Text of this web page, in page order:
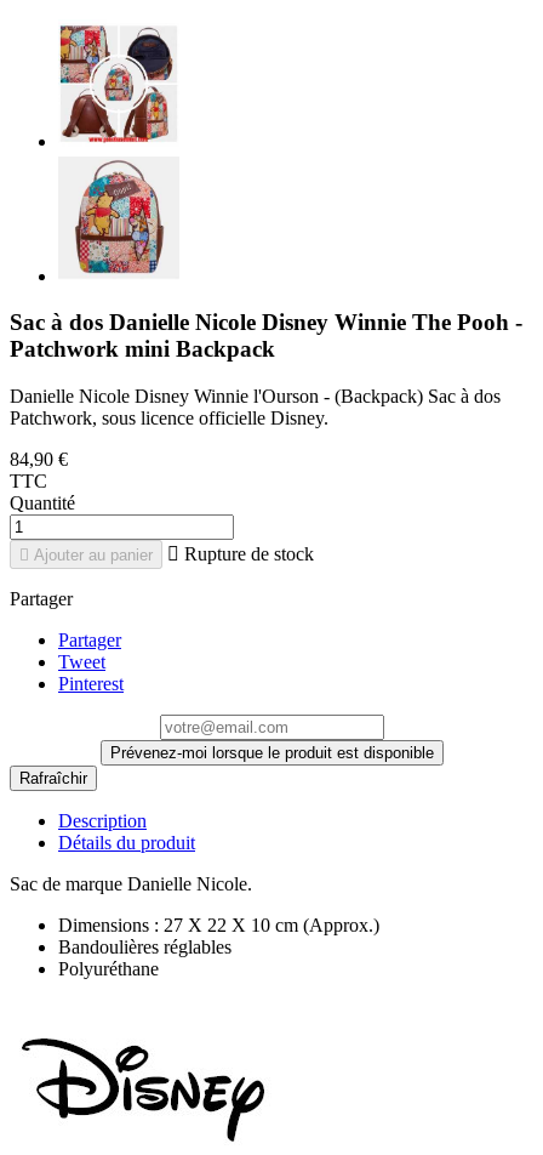
Sac à dos Danielle Nicole Disney Winnie The Pooh -
Patchwork mini Backpack
Danielle Nicole Disney Winnie l'Ourson - (Backpack) Sac à dos
Patchwork, sous licence officielle Disney.
84,90 €
TTC
Quantité
 Ajouter au panier  Rupture de stock
Partager
Partager
Tweet
Pinterest
Prévenez-moi lorsque le produit est disponible
Description
Détails du produit
Sac de marque Danielle Nicole.
Dimensions : 27 X 22 X 10 cm (Approx.)
Bandoulières réglables
Polyuréthane